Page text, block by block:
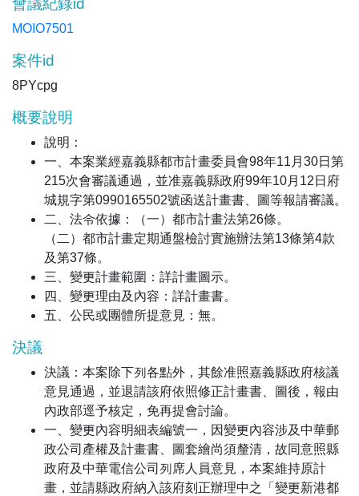
會議紀錄id
MOIO7501
案件id
8PYcpg
概要說明
說明：
一、本案業經嘉義縣都市計畫委員會98年11月30日第
215次會審議通過，並准嘉義縣政府99年10月12日府
城規字第0990165502號函送計畫書、圖等報請審議。
二、法令依據：（一）都市計畫法第26條。
（二）都市計畫定期通盤檢討實施辦法第13條第4款
及第37條。
三、變更計畫範圍：詳計畫圖示。
四、變更理由及內容：詳計畫書。
五、公民或團體所提意見：無。
決議
決議：本案除下列各點外，其餘准照嘉義縣政府核議
意見通過，並退請該府依照修正計畫書、圖後，報由
內政部逕予核定，免再提會討論。
一、變更內容明細表編號一，因變更內容涉及中華郵
政公司產權及計畫書、圖套繪尚須釐清，故同意照縣
政府及中華電信公司列席人員意見，本案維持原計
畫，並請縣政府納入該府刻正辦理中之「變更新港都